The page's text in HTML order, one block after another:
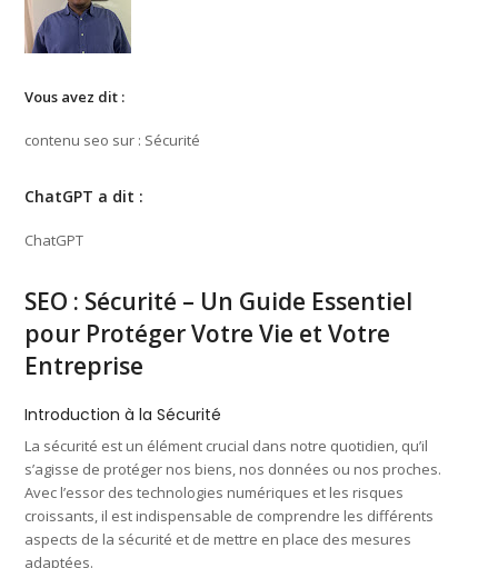
Vous avez dit :
contenu seo sur : Sécurité
ChatGPT a dit :
ChatGPT
SEO : Sécurité – Un Guide Essentiel
pour Protéger Votre Vie et Votre
Entreprise
Introduction à la Sécurité
La sécurité est un élément crucial dans notre quotidien, qu’il
s’agisse de protéger nos biens, nos données ou nos proches.
Avec l’essor des technologies numériques et les risques
croissants, il est indispensable de comprendre les différents
aspects de la sécurité et de mettre en place des mesures
adaptées.